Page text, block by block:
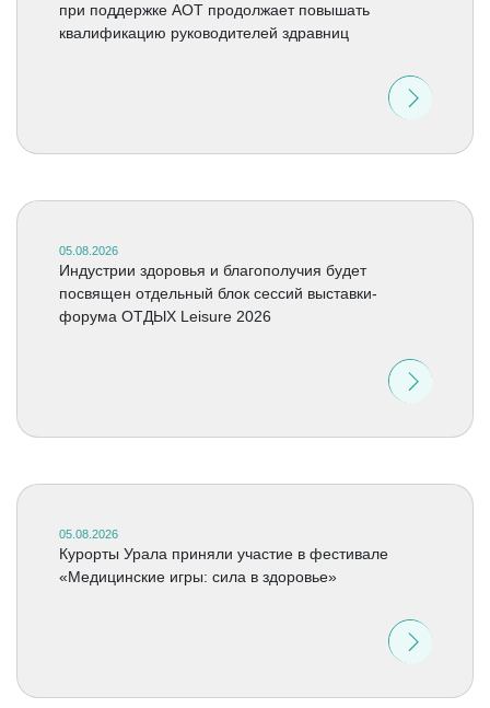
при поддержке АОТ продолжает повышать
квалификацию руководителей здравниц
05.08.2026
Индустрии здоровья и благополучия будет
посвящен отдельный блок сессий выставки-
форума ОТДЫХ Leisure 2026
05.08.2026
Курорты Урала приняли участие в фестивале
«Медицинские игры: сила в здоровье»